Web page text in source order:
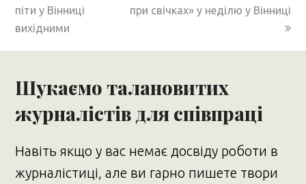
піти у Вінниці
вихідними
при свічках» у неділю у Вінниці
Шукаємо талановитих
журналістів для співпраці
Навіть якщо у вас немає досвіду роботи в
журналістиці, але ви гарно пишете твори